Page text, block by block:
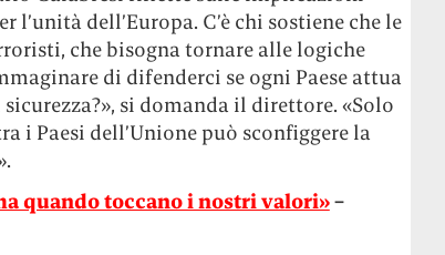
l’unità dell’Europa. C’è chi sostiene che le
che bisogna tornare alle logiche
di difenderci se ogni Paese attua
si domanda il direttore. «Solo
i Paesi dell’Unione può sconfiggere la
quando toccano i nostri valori»–